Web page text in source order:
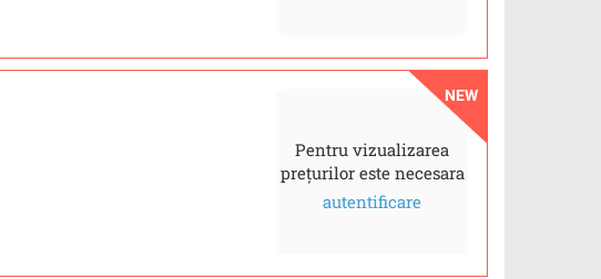
NEW
Pentru vizualizarea
prețurilor este necesara
autentificare